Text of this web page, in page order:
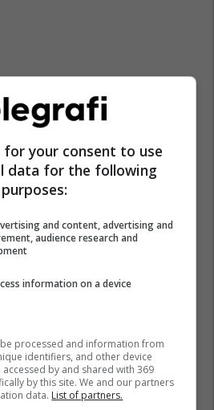
Organizatat Joqeveritare
for your consent to use
data for the following
purposes:
and content, advertising and
audience research and
information on a device
processed and information from
identifiers, and other device
by and shared with 369
by this site. We and our partners
data. List of partners.